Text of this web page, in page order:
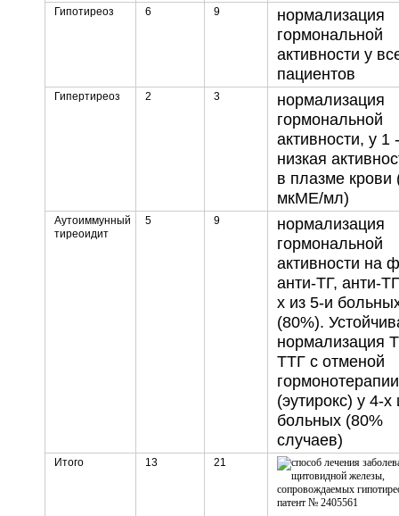
Гипотиреоз 6 9
нормализация
гормональной
активности у
пациентов
Гипертиреоз 2 3
нормализация
гормональной
активности, у 1 -
низкая
в плазме крови
мкМЕ/мл)
Аутоиммунный
тиреоидит
5 9
нормализация
гормональной
активности на
анти-ТГ, анти-
х из 5-и
(80%).
нормализация
ТТГ с отменой
гормонотерапии
(эутирокс) у 4-х
больных (80%
случаев)
Итого 13 21